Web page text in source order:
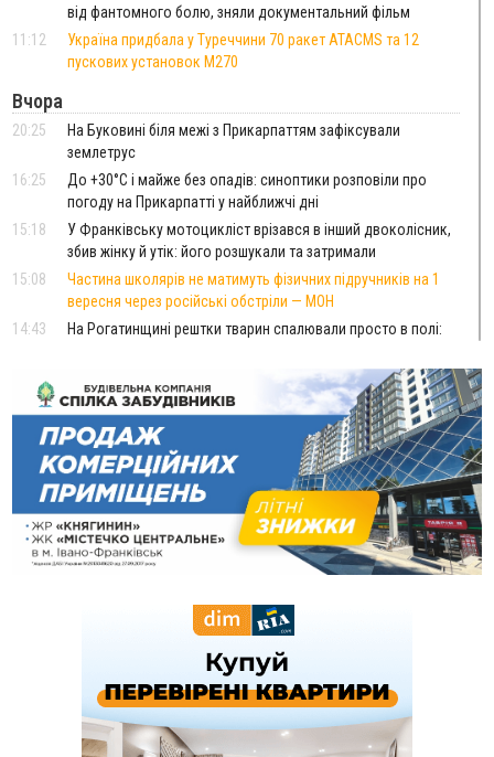
від фантомного болю, зняли документальний фільм
11:12
Україна придбала у Туреччини 70 ракет ATACMS та 12
пускових установок M270
Вчора
20:25
На Буковині біля межі з Прикарпаттям зафіксували
землетрус
16:25
До +30°C і майже без опадів: синоптики розповіли про
погоду на Прикарпатті у найближчі дні
15:18
У Франківську мотоцикліст врізався в інший двоколісник,
збив жінку й утік: його розшукали та затримали
15:08
Частина школярів не матимуть фізичних підручників на 1
вересня через російські обстріли — МОН
14:43
На Рогатинщині рештки тварин спалювали просто в полі:
13:25
Пірс, ігровий майданчик і зона для пікніків: оголосили
тендер на 7 мільйонів на благоустрій Німецького озера
12:14
У Калуші на озері в міському парку масово загинули
качки та риба
11:18
Майстра лісу з Верховинщини оштрафували на 600 тисяч за
переправлення чоловіків до Румунії
10:49
На Прикарпатті через негоду сталися аварійні вимкнення
світла
За змову на тендері для Долинської лікарні двох
Яремчанський суд виніс вирок чоловіку, який у Буковелі
вкрав із супермаркету пляшку віскі за 8,5 тисяч
В урочищі біля Галича археологи відкопали давньоруську
вагову гирку XII–XIII століть
У Франківську медики провели серію складних операцій
на аорті